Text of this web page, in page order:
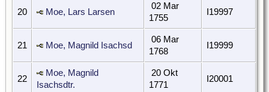
20 Moe, Lars Larsen
02 Mar
1755
I19997
21 Moe, Magnild Isachsd
06 Mar
1768
I19999
22
Moe, Magnild
Isachsdtr.
20 Okt
1771
I20001